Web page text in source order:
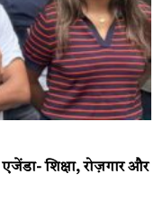
एजेंडा- शिक्षा, रोज़गार और